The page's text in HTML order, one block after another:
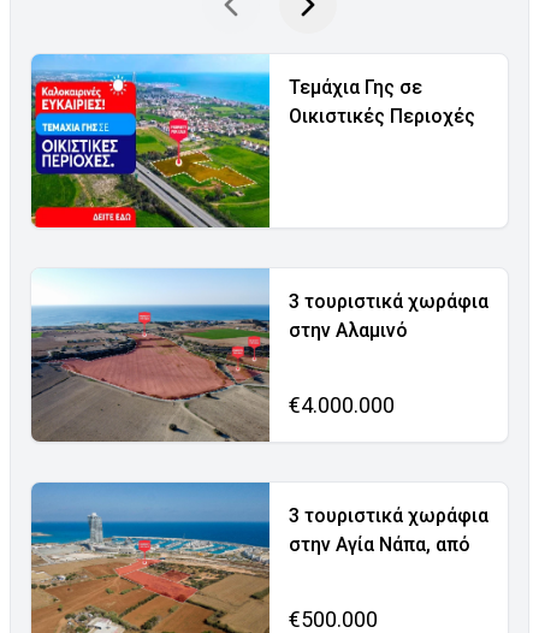
Τεμάχια Γης σε
Οικιστικές Περιοχές
3 τουριστικά χωράφια
στην Αλαμινό
€4.000.000
3 τουριστικά χωράφια
στην Αγία Νάπα, από
€500.000